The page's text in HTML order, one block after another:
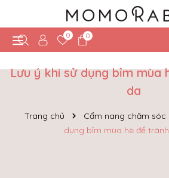
0 0
Lưu ý khi sử dụng bỉm mùa
da
Trang chủ Cẩm nang chăm sóc
dụng bỉm mùa hè để